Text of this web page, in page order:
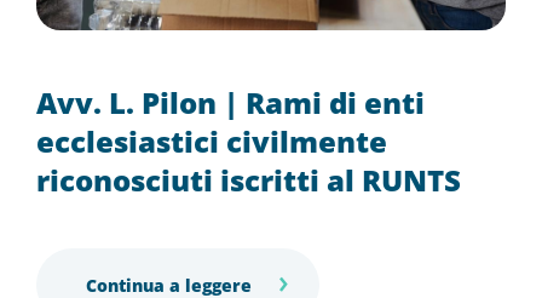
Avv. L. Pilon | Rami di enti
ecclesiastici civilmente
riconosciuti iscritti al RUNTS
Continua a leggere